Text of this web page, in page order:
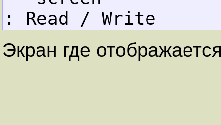
: Read / Write
Экран где